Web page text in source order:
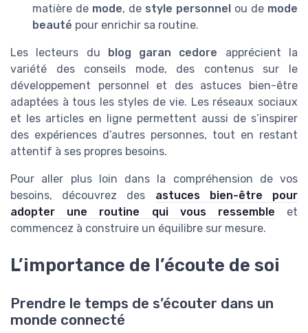
matière de mode, de style personnel ou de mode
beauté pour enrichir sa routine.
Les lecteurs du blog garan cedore apprécient la
variété des conseils mode, des contenus sur le
développement personnel et des astuces bien-être
adaptées à tous les styles de vie. Les réseaux sociaux
et les articles en ligne permettent aussi de s’inspirer
des expériences d’autres personnes, tout en restant
attentif à ses propres besoins.
Pour aller plus loin dans la compréhension de vos
besoins, découvrez des astuces bien-être pour
adopter une routine qui vous ressemble et
commencez à construire un équilibre sur mesure.
L’importance de l’écoute de soi
Prendre le temps de s’écouter dans un
monde connecté